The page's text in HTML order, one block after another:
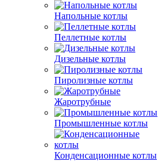
Напольные котлы
Пеллетные котлы
Дизельные котлы
Пиролизные котлы
Жаротрубные
Промышленные котлы
Конденсационные котлы